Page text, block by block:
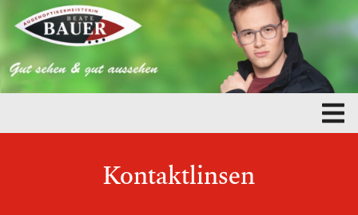
Kontaktlinsen